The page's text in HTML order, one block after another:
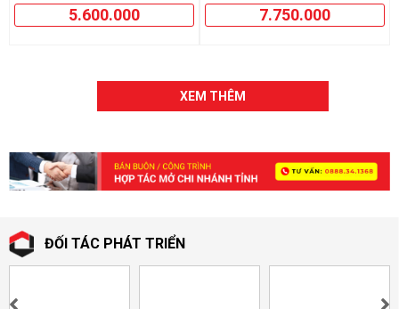
5.600.000 7.750.000
XEM THÊM
ĐỐI TÁC PHÁT TRIỂN